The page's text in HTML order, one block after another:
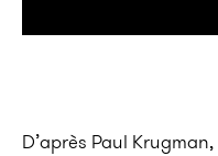
D’après Paul